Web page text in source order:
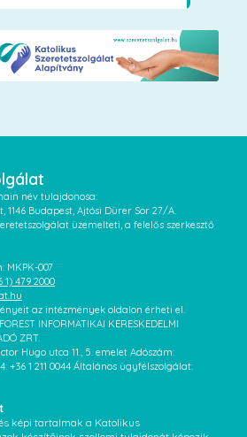
név tulajdonosa:
1146 Budapest, Ajtósi Dürer Sor 27/A.
üzemelteti, a felelős szerkesztő
MKPK-007
1) 479 2000
az intézmények oldalon érheti el.
INFORMATIKAI KERESKEDELMI
ZRT.
Hugo utca 11., 5. emelet Adószám:
+36 1 211 0044 Általános ügyfélszolgálat:
képi tartalmak a Katolikus